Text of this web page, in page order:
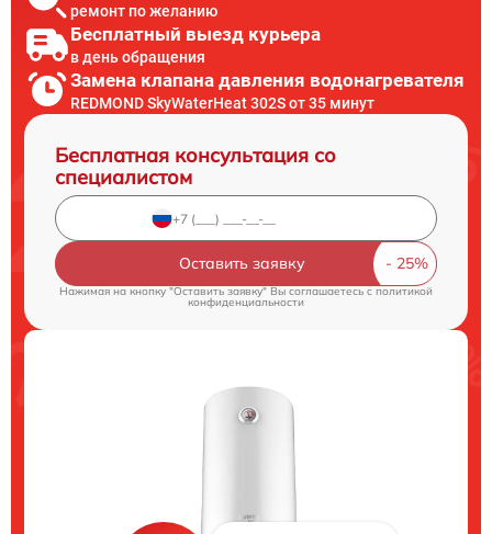
ремонт по желанию
Бесплатный выезд курьера
в день обращения
Замена клапана давления водонагревателя
REDMOND SkyWaterHeat 302S от 35 минут
Бесплатная консультация со
специалистом
Оставить заявку
Нажимая на кнопку "Оставить заявку" Вы соглашаетесь c политикой
конфиденциальности